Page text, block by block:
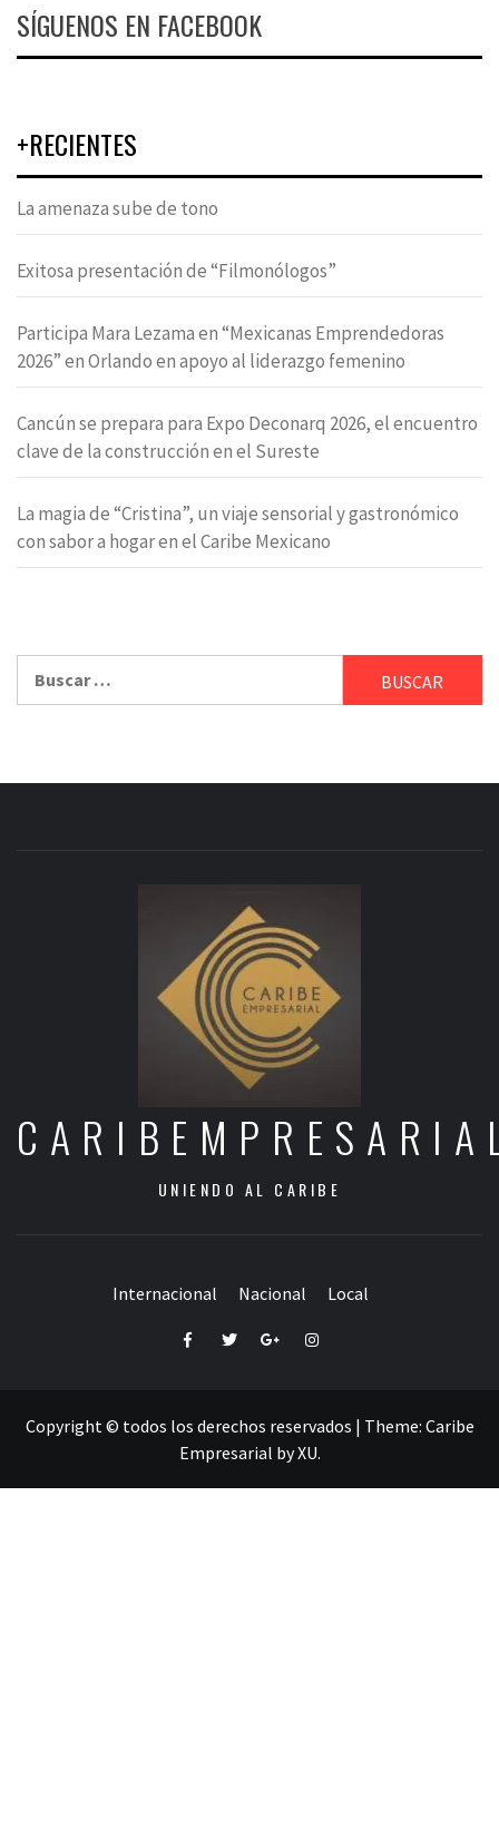
SÍGUENOS EN FACEBOOK
+RECIENTES
La amenaza sube de tono
Exitosa presentación de “Filmonólogos”
Participa Mara Lezama en “Mexicanas Emprendedoras
2026” en Orlando en apoyo al liderazgo femenino
Cancún se prepara para Expo Deconarq 2026, el encuentro
clave de la construcción en el Sureste
La magia de “Cristina”, un viaje sensorial y gastronómico
con sabor a hogar en el Caribe Mexicano
UNIENDO AL CARIBE
Internacional Nacional Local
FacebookTwitterGoogle+Instagram
Copyright © todos los derechos reservados | Theme: Caribe
Empresarial byXU.